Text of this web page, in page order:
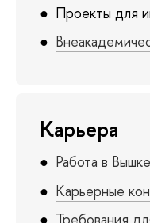
Проекты для
Карьера
Работа в Вышке
Карьерные